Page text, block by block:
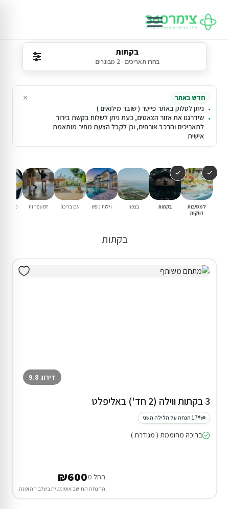
בקתות
בחרו תאריכים · 2 מבוגרים
חדש באתר
ניתן לסלוק באתר פייטר ( שובר מילואים )
שידרגנו את אזור הצאטים, כעת ניתן לשלוח בקשת בירור
לתאריכים והרכב אורחים, וכן לקבל הצעת מחיר מותאמת
אישית
×
למסיבות
רווקות
בקתות בצפון וילות נופש עם בריכה למשפחות
פנוי
בקתות
דירוג 9.8
3 בקתות ווילה (2 חד') באליפלט
17% הנחה על הלילה השני
בריכה מחוממת ( מגודרת )
החל מ₪600
ההנחה תחושב אוטומטית בשלב ההזמנה